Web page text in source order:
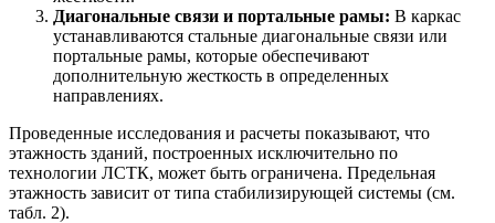
Диагональные связи и портальные рамы: В каркас
устанавливаются стальные диагональные связи или
портальные рамы, которые обеспечивают
дополнительную жесткость в определенных
направлениях.
Проведенные исследования и расчеты показывают, что
этажность зданий, построенных исключительно по
технологии ЛСТК, может быть ограничена. Предельная
этажность зависит от типа стабилизирующей системы (см.
табл. 2).